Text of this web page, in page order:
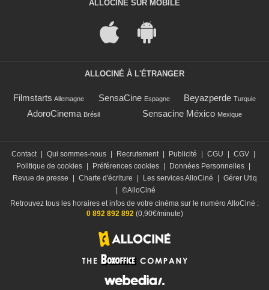
ALLOCINÉ SUR MOBILE
ALLOCINÉ À L'ÉTRANGER
Filmstarts Allemagne SensaCine Espagne Beyazperde Turquie
AdoroCinema Brésil Sensacine México Mexique
Contact Qui sommes-nous Recrutement Publicité CGU CGV
Politique de cookies
Préférences cookies Données Personnelles
Revue de presse
Charte d'écriture Les services AlloCiné
Gérer Utiq
©AlloCiné
Retrouvez tous les horaires et infos de votre cinéma sur le numéro AlloCiné :
0 892 892 892(0,90€/minute)